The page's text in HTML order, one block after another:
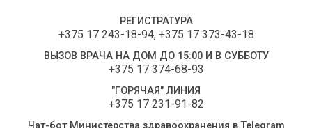
РЕГИСТРАТУРА
+375 17 243-18-94, +375 17 373-43-18
ВЫЗОВ ВРАЧА НА ДОМ ДО 15:00 И В СУББОТУ
+375 17 374-68-93
"ГОРЯЧАЯ" ЛИНИЯ
+375 17 231-91-82
Чат-бот Министерства здравоохранения в Telegram